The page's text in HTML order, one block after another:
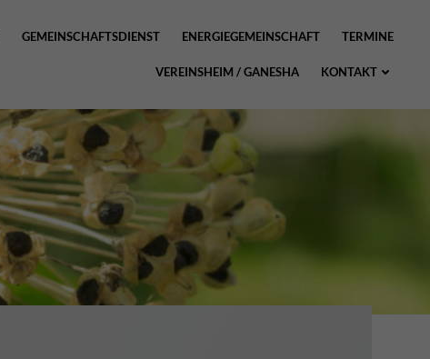
GEMEINSCHAFTSDIENST ENERGIEGEMEINSCHAFT TERMINE
VEREINSHEIM / GANESHA KONTAKT